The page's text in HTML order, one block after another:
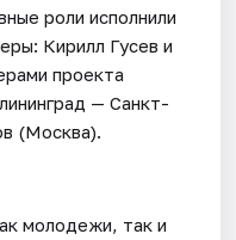
роли исполнили
Кирилл Гусев и
проекта
— Санкт-
(Москва).
молодежи, так и